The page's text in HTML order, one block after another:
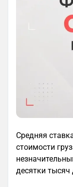
Средняя
стоимости
десятки тысяч